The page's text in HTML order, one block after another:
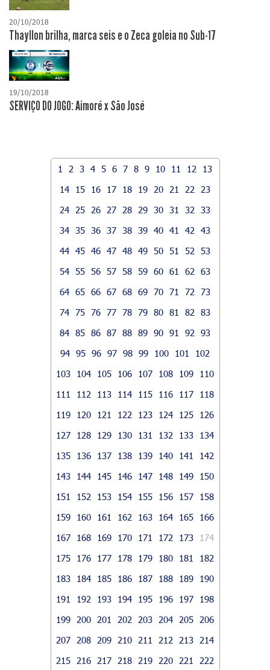
20/10/2018
Thayllon brilha, marca seis e o Zeca goleia no Sub-17
19/10/2018
SERVIÇO DO JOGO: Aimoré x São José
1 2 3 4 5 6 7 8 9 10 11 12
13
14
15 16 17 18 19 20 21 22
23
24
25 26 27 28 29 30 31 32
33
34 35 36 37 38 39 40 41 42
43
44 45 46 47 48 49 50 51 52
53
54 55 56 57 58 59 60 61 62
63
64 65 66 67 68 69 70 71 72
73
74 75 76 77 78 79 80 81 82
83
84 85 86 87 88 89 90 91 92
93
94 95 96 97 98 99 100 101
102
103
104 105 106 107 108 109
110
111
112 113 114 115 116 117
118
119
120 121 122 123 124 125
126
127
128 129 130 131 132 133
134
135
136 137 138 139 140 141
142
143
144 145 146 147 148 149
150
151
152 153 154 155 156 157
158
159
160 161 162 163 164 165
166
167
168 169 170 171 172 173
174
175
176 177 178 179 180 181
182
183
184 185 186 187 188 189
190
191
192 193 194 195 196 197
198
199
200 201 202 203 204 205
206
207
208 209 210 211 212 213
214
215
216 217 218 219 220 221
222